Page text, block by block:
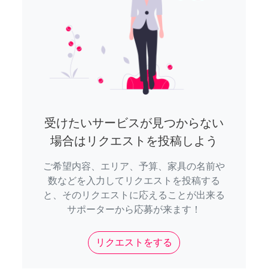
受けたいサービスが見つからない
場合はリクエストを投稿しよう
ご希望内容、エリア、予算、家具の名前や
数などを入力してリクエストを投稿する
と、そのリクエストに応えることが出来る
サポーターから応募が来ます！
リクエストをする